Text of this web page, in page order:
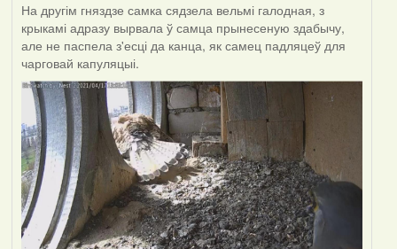
На другім гняздзе самка сядзела вельмі галодная, з
крыкамі адразу вырвала ў самца прынесеную здабычу,
але не паспела з'есці да канца, як самец падляцеў для
чарговай капуляцыі.